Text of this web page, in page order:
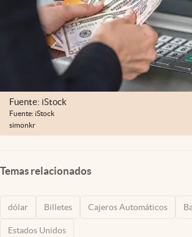
Fuente: iStock
Fuente: iStock
simonkr
Temas relacionados
dólar Billetes Cajeros Automáticos
Estados Unidos